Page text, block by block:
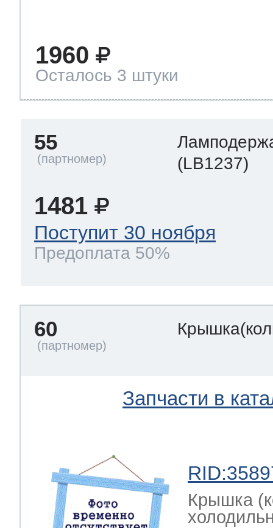
1960
Осталось 3 штуки
55
(LB1237)
1481
Поступит 30 ноября
Предоплата 50%
60
Запчасти в
Крышка